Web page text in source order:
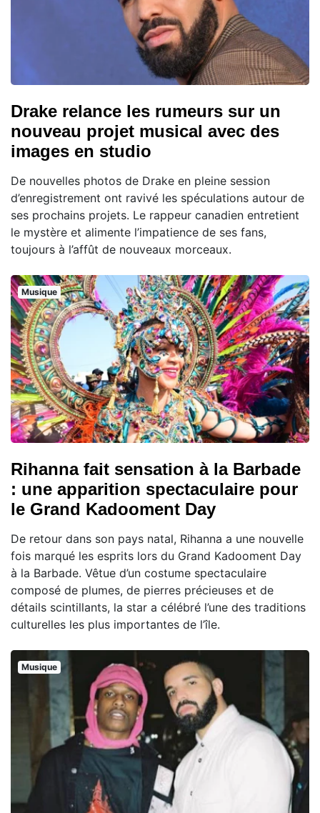
Drake relance les rumeurs sur un
nouveau projet musical avec des
images en studio
De nouvelles photos de Drake en pleine session
d’enregistrement ont ravivé les spéculations autour de
ses prochains projets. Le rappeur canadien entretient
le mystère et alimente l’impatience de ses fans,
toujours à l’affût de nouveaux morceaux.
Musique
Rihanna fait sensation à la Barbade
: une apparition spectaculaire pour
le Grand Kadooment Day
De retour dans son pays natal, Rihanna a une nouvelle
fois marqué les esprits lors du Grand Kadooment Day
à la Barbade. Vêtue d’un costume spectaculaire
composé de plumes, de pierres précieuses et de
détails scintillants, la star a célébré l’une des traditions
culturelles les plus importantes de l’île.
Musique